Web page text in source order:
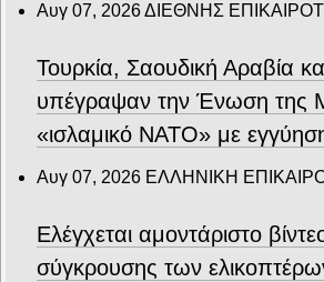
Αυγ 07, 2026ΔΙΕΘΝΗΣ
Τουρκία, Σαουδική Αραβία
υπέγραψαν την Ένωση της
«ισλαμικό ΝΑΤΟ» με
Αυγ 07, 2026 ΕΛΛΗΝΙΚΗ
Ελέγχεται αμοντάριστο
σύγκρουσης των